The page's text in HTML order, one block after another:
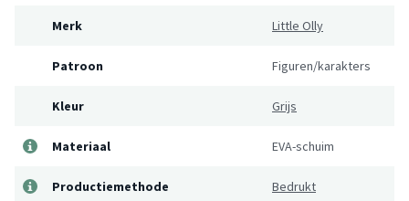
Merk Little Olly
Patroon Figuren/karakters
Kleur Grijs
Materiaal EVA-schuim
Productiemethode Bedrukt